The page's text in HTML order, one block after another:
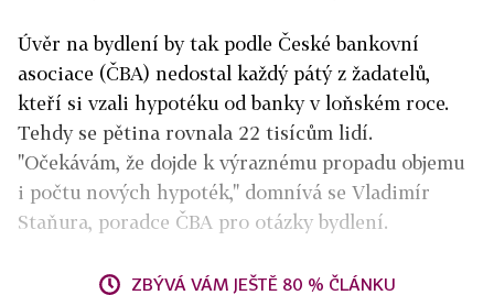
Úvěr na bydlení by tak podle České bankovní
asociace (ČBA) nedostal každý pátý z žadatelů,
kteří si vzali hypotéku od banky v loňském roce.
Tehdy se pětina rovnala 22 tisícům lidí.
"Očekávám, že dojde k výraznému propadu objemu
i počtu nových hypoték," domnívá se Vladimír
Staňura, poradce ČBA pro otázky bydlení.
ZBÝVÁ VÁM JEŠTĚ 80 % ČLÁNKU